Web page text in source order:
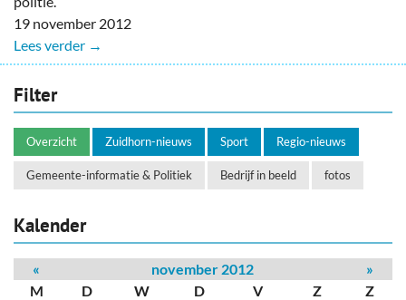
19 november 2012
Lees verder →
Filter
Overzicht Zuidhorn-nieuws Sport Regio-nieuws
Gemeente-informatie & Politiek Bedrijf in beeld fotos
Kalender
« november 2012
»
M
D W D V Z
Z